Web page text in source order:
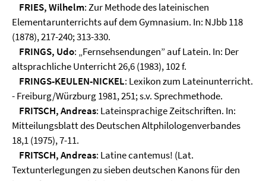
FRIES, Wilhelm: Zur Methode des lateinischen
Elementarunterrichts auf dem Gymnasium. In: NJbb 118
(1878), 217-240; 313-330.
FRINGS, Udo: „Fernsehsendungen” auf Latein. In: Der
altsprachliche Unterricht 26,6 (1983), 102 f.
FRINGS-KEULEN-NICKEL: Lexikon zum Lateinunterricht.
- Freiburg/Würzburg 1981, 251; s.v. Sprechmethode.
FRITSCH, Andreas: Lateinsprachige Zeitschriften. In:
Mitteilungsblatt des Deutschen Altphilologenverbandes
18,1 (1975), 7-11.
FRITSCH, Andreas: Latine cantemus! (Lat.
Textunterlegungen zu sieben deutschen Kanons für den